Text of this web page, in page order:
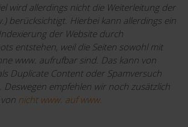
wird allerdings nicht die Weiterleitung der
berücksichtigt. Hierbei kann allerdings ein
der Website durch
entstehen, weil die Seiten sowohl mit
www. aufrufbar sind. Das kann von
Duplicate Content oder Spamversuch
Deswegen empfehlen wir noch zusätzlich
nicht www. auf www.